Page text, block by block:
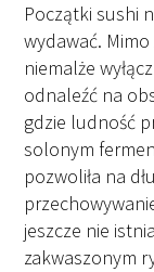
Początki sushi
wydawać.
niemalże
odnaleźć na
gdzie ludność
solonym
pozwoliła na
jeszcze nie
zakwaszonym